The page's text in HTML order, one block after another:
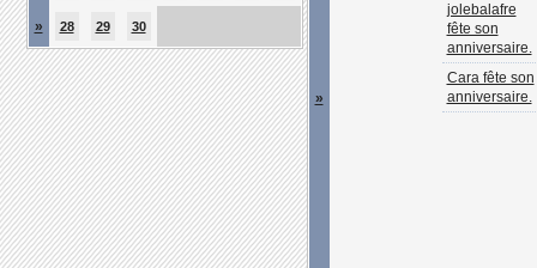
» 28 29 30
»
jolebalafre
fête son
anniversaire.
Cara fête son
anniversaire.